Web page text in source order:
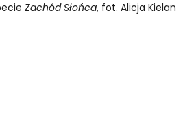
Zachód Słońca, fot. Alicja Kielan